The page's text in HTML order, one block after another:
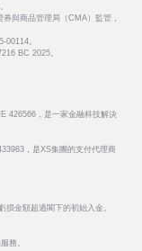
與商品管理局（CMA）監管，
00114。
BC 2025。
426566，是一家金融科技解決
，是XS集團的支付代理商
金額超過閣下的初始入金。
務。